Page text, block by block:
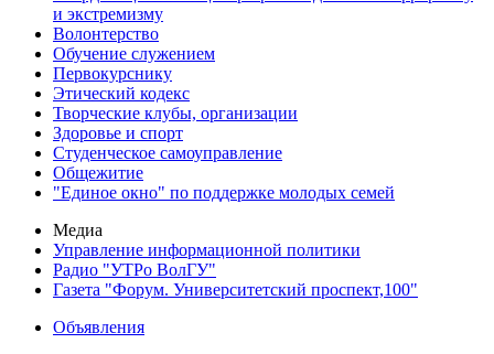
и экстремизму
Волонтерство
Обучение служением
Первокурснику
Этический кодекс
Творческие клубы, организации
Здоровье и спорт
Студенческое самоуправление
Общежитие
"Единое окно" по поддержке молодых семей
Медиа
Управление информационной политики
Радио "УТРо ВолГУ"
Газета "Форум. Университетский проспект,100"
Объявления